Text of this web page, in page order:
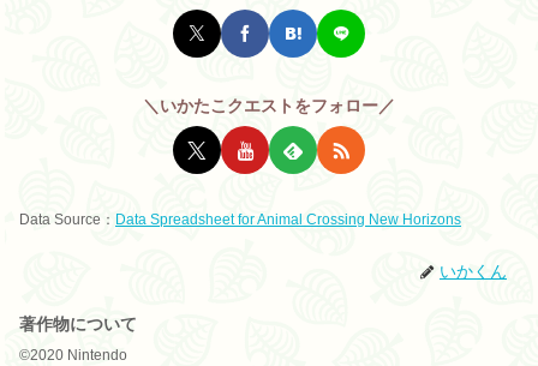
＼いかたこクエストをフォロー／
Data Source： Data Spreadsheet for Animal Crossing New Horizons
いかくん
著作物について
©2020 Nintendo